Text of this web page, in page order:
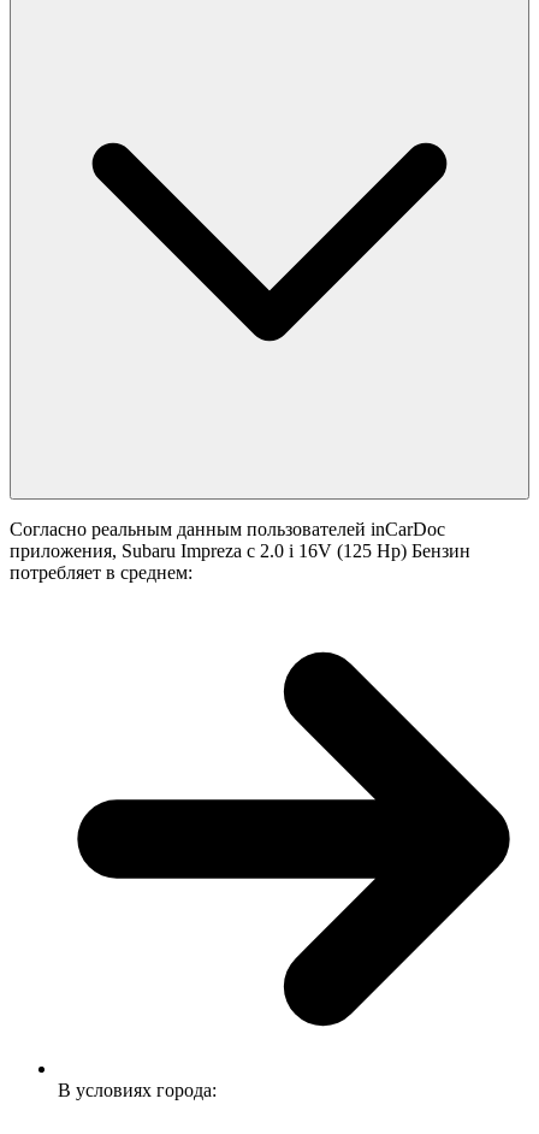
Согласно реальным данным пользователей inCarDoc
приложения, Subaru Impreza с 2.0 i 16V (125 Hp) Бензин
потребляет в среднем:
В условиях города: